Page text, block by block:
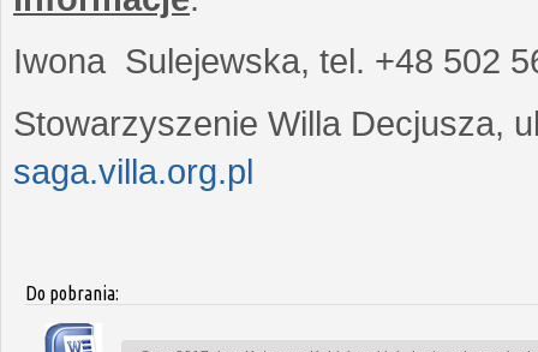
Iwona Sulejewska, tel. +48 502
Stowarzyszenie Willa Decjusza,
saga.villa.org.pl
Do pobrania: